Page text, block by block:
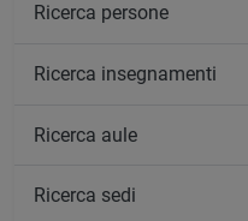
Ricerca persone
Ricerca insegnamenti
Ricerca aule
Ricerca sedi